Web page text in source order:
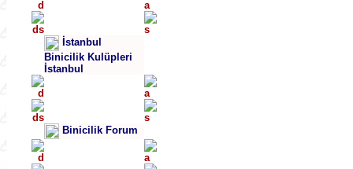
İstanbul
Binicilik Kulüpleri
İstanbul
Binicilik Forum